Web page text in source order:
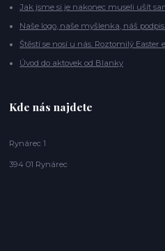
Jak jsme si je nakonec museli ušít
Naše logo, naše myšlenka, náš podpis.
Štěstí se nosí u nás. Roztomilý Easter
Úvod do aktovek od Blanky
Kde nás najdete
Rynárec 1
394 01 Rynárec